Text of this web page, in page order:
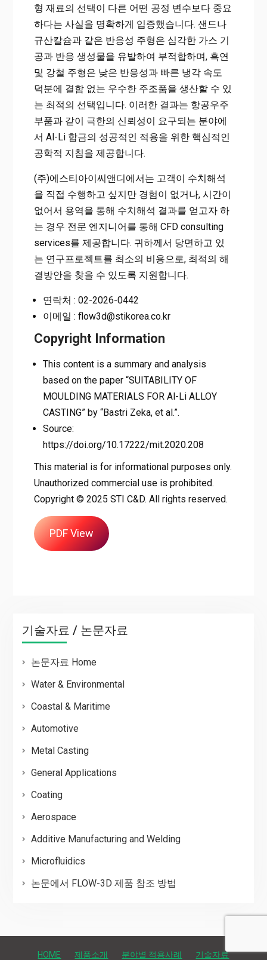
형 재료의 선택이 다른 어떤 공정 변수보다 중요
하다는 사실을 명확하게 입증했습니다. 샌드나
규산칼슘과 같은 반응성 주형은 심각한 가스 기
공과 반응 생성물을 유발하여 부적합하며, 흑연
및 강철 주형은 낮은 반응성과 빠른 냉각 속도
덕분에 결함 없는 우수한 주조품을 생산할 수 있
는 최적의 선택입니다. 이러한 결과는 항공우주
부품과 같이 극한의 신뢰성이 요구되는 분야에
서 Al-Li 합금의 성공적인 적용을 위한 핵심적인
공학적 지침을 제공합니다.
(주)에스티아이씨앤디에서는 고객이 수치해석
을 직접 수행하고 싶지만 경험이 없거나, 시간이
없어서 용역을 통해 수치해석 결과를 얻고자 하
는 경우 전문 엔지니어를 통해 CFD consulting
services를 제공합니다. 귀하께서 당면하고 있
는 연구프로젝트를 최소의 비용으로, 최적의 해
결방안을 찾을 수 있도록 지원합니다.
연락처 : 02-2026-0442
이메일 : flow3d@stikorea.co.kr
Copyright Information
This content is a summary and analysis
based on the paper “SUITABILITY OF
MOULDING MATERIALS FOR Al-Li ALLOY
CASTING” by “Bastri Zeka, et al.”.
Source:
https://doi.org/10.17222/mit.2020.208
This material is for informational purposes only.
Unauthorized commercial use is prohibited.
Copyright © 2025 STI C&D. All rights reserved.
PDF View
기술자료 / 논문자료
논문자료 Home
Water & Environmental
Coastal & Maritime
Automotive
Metal Casting
General Applications
Coating
Aerospace
Additive Manufacturing and Welding
Microfluidics
논문에서 FLOW-3D 제품 참조 방법
HOME 제품소개 분야별 적용사례 기술자료